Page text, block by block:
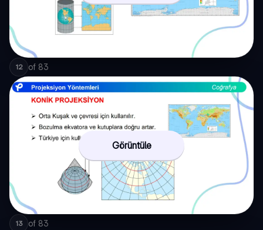
12 of 83
Görüntüle
13 of 83